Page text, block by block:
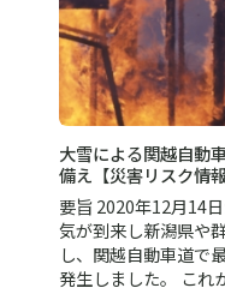
大雪による関越自動
備え【災害リスク情
要旨 2020年12月14
気が到来し新潟県や
し、関越自動車道で
発生しました。 これ